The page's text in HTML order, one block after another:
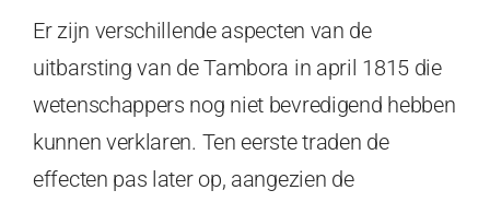
Er zijn verschillende aspecten van de
uitbarsting van de Tambora in april 1815 die
wetenschappers nog niet bevredigend hebben
kunnen verklaren. Ten eerste traden de
effecten pas later op, aangezien de